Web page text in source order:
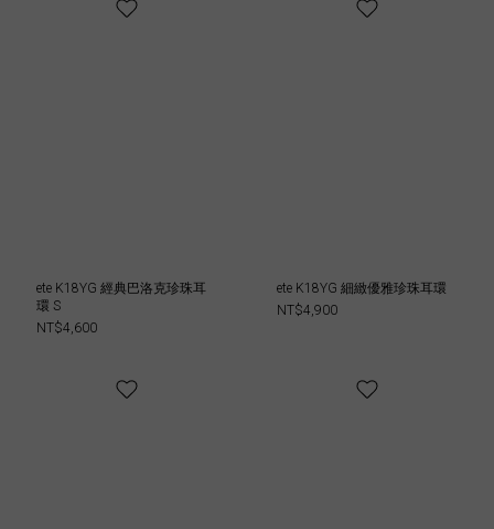
ete K18YG 經典巴洛克珍珠耳
環 S
NT$4,600
ete K18YG 細緻優雅珍珠耳環
NT$4,900